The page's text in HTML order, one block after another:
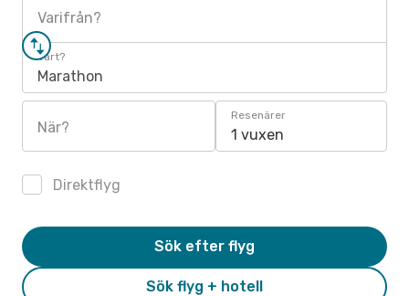
Varifrån?
Vart?
Marathon
När?
Resenärer
1 vuxen
Direktflyg
Sök flyg + hotell
Sök efter flyg